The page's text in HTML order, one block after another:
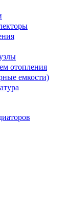
отопления
емкости)